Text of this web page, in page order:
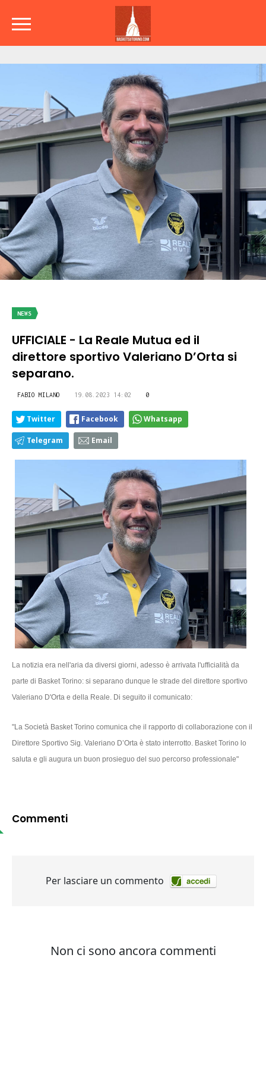
NEWS
UFFICIALE - La Reale Mutua ed il
direttore sportivo Valeriano D’Orta si
separano.
FABIO MILANO 19.08.2023 14:02 0
Twitter Facebook Whatsapp
Telegram Email
La notizia era nell'aria da diversi giorni, adesso è arrivata l'ufficialità da
parte di Basket Torino: si separano dunque le strade del direttore sportivo
Valeriano D'Orta e della Reale. Di seguito il comunicato:
"La Società Basket Torino comunica che il rapporto di collaborazione con il
Direttore Sportivo Sig. Valeriano D’Orta è stato interrotto. Basket Torino lo
saluta e gli augura un buon prosieguo del suo percorso professionale"
Commenti